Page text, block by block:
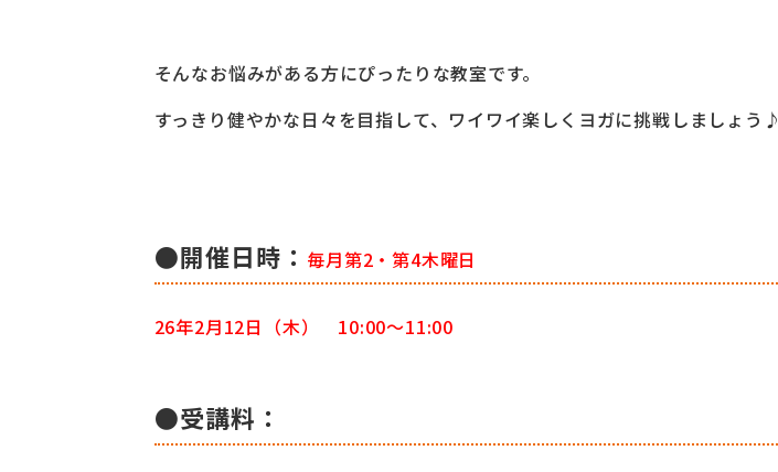
そんなお悩みがある方にぴったりな教室です。
すっきり健やかな日々を目指して、ワイワイ楽しくヨガに挑戦しましょう♪
●開催日時： 毎月第2・第4木曜日
26年2月12日 （木） 10:00～11:00
●受講料：